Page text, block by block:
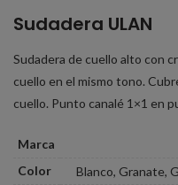
Sudadera ULAN
Sudadera de cuello alto con
cuello en el mismo tono.
cuello. Punto canalé 1×1 en
Marca
Color
Blanco, Granate,